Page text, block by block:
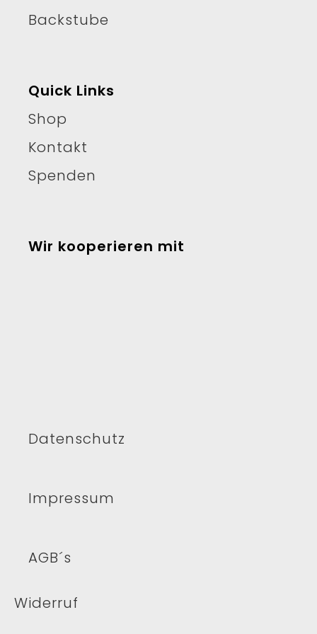
Backstube
Quick Links
Shop
Kontakt
Spenden
Wir kooperieren mit
Datenschutz
Impressum
AGB´s
Widerruf